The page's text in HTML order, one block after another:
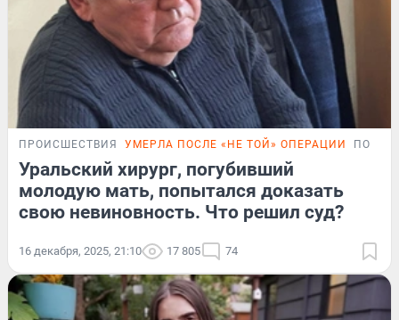
ПРОИСШЕСТВИЯ УМЕРЛА ПОСЛЕ «НЕ ТОЙ» ОПЕРАЦИИ
Уральский хирург, погубивший
молодую мать, попытался доказать
свою невиновность. Что решил суд?
16 декабря, 2025, 21:10 17 805 74